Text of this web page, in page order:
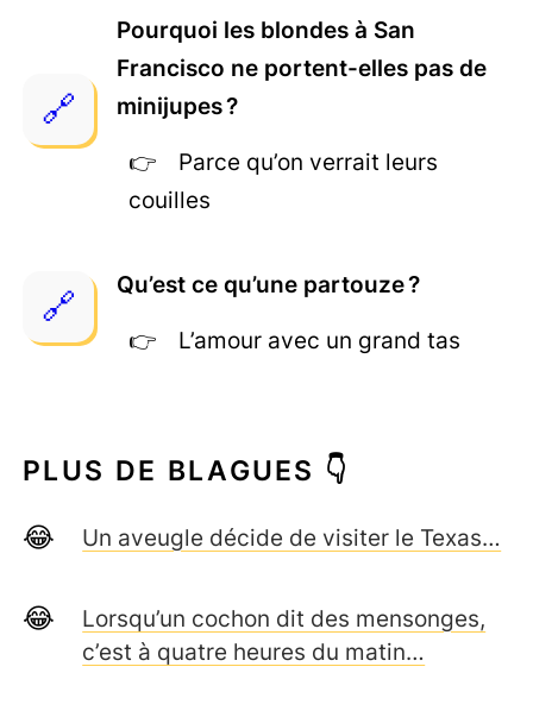
Pourquoi les blondes à San
Francisco ne portent-elles pas de
minijupes ?
Parce qu’on verrait leurs
couilles
Qu’est ce qu’une partouze ?
L’amour avec un grand tas
PLUS DE BLAGUES 👇
Un aveugle décide de visiter le Texas…
Lorsqu’un cochon dit des mensonges,
c’est à quatre heures du matin…